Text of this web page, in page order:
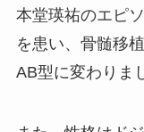
本堂瑛祐のエピ
を患い、骨髄移
AB型に変わりま